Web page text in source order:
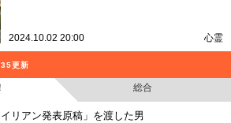
2024.10.02 20:00 心霊
更新
総合
リアン発表原稿」を渡した男